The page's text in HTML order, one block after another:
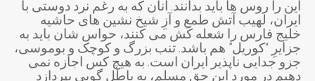
این را روس ها باید بدانند. آنان که به رغم نرد دوستی با
ایران، لهیب آتش طمع و آزِ شیخ نشین های حاشیه
خلیج فارس را شعله کَش می کنند، حواس شان باید به
جزایرِ “کوریل” هم باشد. تنب بزرگ و کوچک و بوموسی،
جزو جدایی ناپذیر ایران است. به هیچ کس اجازه نمی
دهیم در مورد این حق مسلم، به باطل گویی بپردازد